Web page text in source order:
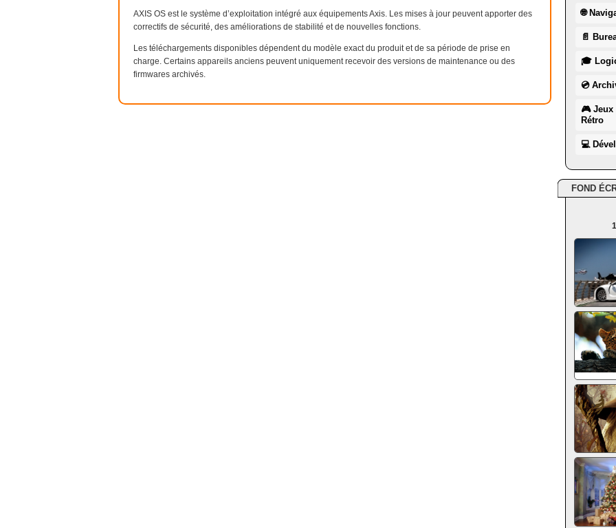
AXIS OS est le système d’exploitation intégré aux équipements Axis. Les mises à jour peuvent apporter des
correctifs de sécurité, des améliorations de stabilité et de nouvelles fonctions.
Les téléchargements disponibles dépendent du modèle exact du produit et de sa période de prise en
charge. Certains appareils anciens peuvent uniquement recevoir des versions de maintenance ou des
firmwares archivés.
🌐
📄
🎓
💿
🎮 Jeux
Rétro
💻
FOND